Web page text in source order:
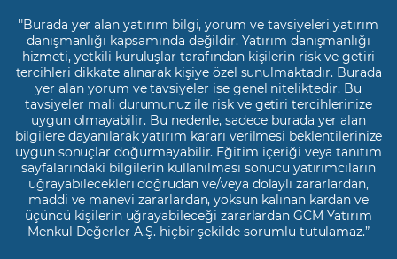
"Burada yer alan yatırım bilgi, yorum ve tavsiyeleri yatırım
danışmanlığı kapsamında değildir. Yatırım danışmanlığı
hizmeti, yetkili kuruluşlar tarafından kişilerin risk ve getiri
tercihleri dikkate alınarak kişiye özel sunulmaktadır. Burada
yer alan yorum ve tavsiyeler ise genel niteliktedir. Bu
tavsiyeler mali durumunuz ile risk ve getiri tercihlerinize
uygun olmayabilir. Bu nedenle, sadece burada yer alan
bilgilere dayanılarak yatırım kararı verilmesi beklentilerinize
uygun sonuçlar doğurmayabilir. Eğitim içeriği veya tanıtım
sayfalarındaki bilgilerin kullanılması sonucu yatırımcıların
uğrayabilecekleri doğrudan ve/veya dolaylı zararlardan,
maddi ve manevi zararlardan, yoksun kalınan kardan ve
üçüncü kişilerin uğrayabileceği zararlardan GCM Yatırım
Menkul Değerler A.Ş. hiçbir şekilde sorumlu tutulamaz.”